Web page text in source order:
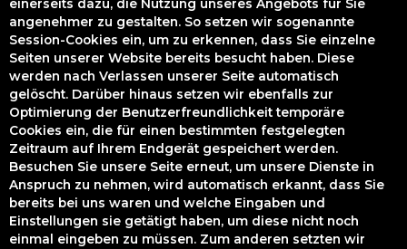
einerseits dazu, die Nutzung unseres Angebots für Sie
angenehmer zu gestalten. So setzen wir sogenannte
Session-Cookies ein, um zu erkennen, dass Sie einzelne
Seiten unserer Website bereits besucht haben. Diese
werden nach Verlassen unserer Seite automatisch
gelöscht. Darüber hinaus setzen wir ebenfalls zur
Optimierung der Benutzerfreundlichkeit temporäre
Cookies ein, die für einen bestimmten festgelegten
Zeitraum auf Ihrem Endgerät gespeichert werden.
Besuchen Sie unsere Seite erneut, um unsere Dienste in
Anspruch zu nehmen, wird automatisch erkannt, dass Sie
bereits bei uns waren und welche Eingaben und
Einstellungen sie getätigt haben, um diese nicht noch
einmal eingeben zu müssen. Zum anderen setzten wir